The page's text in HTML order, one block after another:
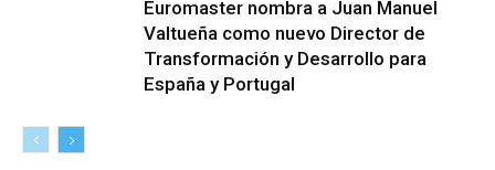
Euromaster nombra a Juan Manuel
Valtueña como nuevo Director de
Transformación y Desarrollo para
España y Portugal